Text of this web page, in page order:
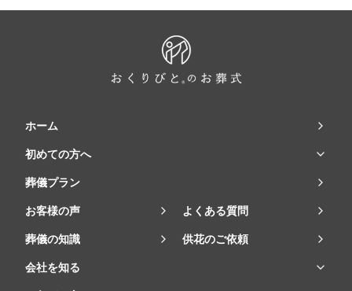
ホーム
初めての方へ
葬儀プラン
お客様の声 よくある質問
葬儀の知識 供花のご依頼
会社を知る